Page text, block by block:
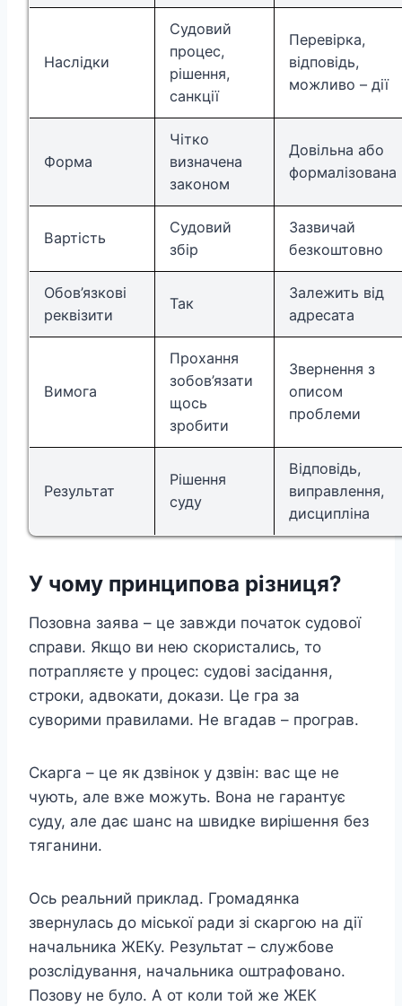
Наслідки
Судовий
процес,
рішення,
санкції
Перевірка,
відповідь,
можливо – дії
Форма
Чітко
визначена
законом
Довільна або
формалізована
Вартість
Судовий
збір
Зазвичай
безкоштовно
Обов’язкові
реквізити
Так
Залежить від
адресата
Вимога
Прохання
зобов’язати
щось
зробити
Звернення з
описом
проблеми
Результат
Рішення
суду
Відповідь,
виправлення,
дисципліна
У чому принципова різниця?
Позовна заява – це завжди початок судової
справи. Якщо ви нею скористались, то
потрапляєте у процес: судові засідання,
строки, адвокати, докази. Це гра за
суворими правилами. Не вгадав – програв.
Скарга – це як дзвінок у дзвін: вас ще не
чують, але вже можуть. Вона не гарантує
суду, але дає шанс на швидке вирішення без
тяганини.
Ось реальний приклад. Громадянка
звернулась до міської ради зі скаргою на дії
начальника ЖЕКу. Результат – службове
розслідування, начальника оштрафовано.
Позову не було. А от коли той же ЖЕК